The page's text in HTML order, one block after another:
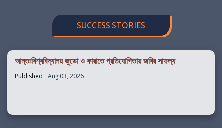
SUCCESS STORIES
আন্তঃবিশ্ববিদ্যালয় জুডো ও কারাতে প্রতিযোগিতায় জবির সাফল্য
Published Aug 03, 2026